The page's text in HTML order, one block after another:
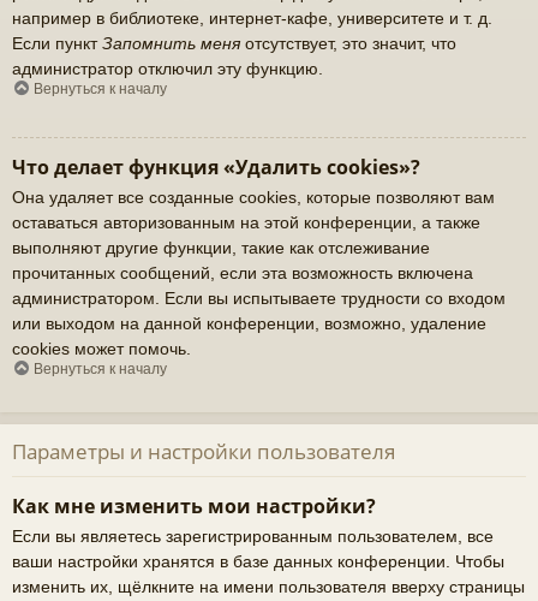
например в библиотеке, интернет-кафе, университете и т. д.
Если пунктЗапомнить меня отсутствует, это значит, что
администратор отключил эту функцию.
Вернуться к началу
Что делает функция «Удалить cookies»?
Она удаляет все созданные cookies, которые позволяют вам
оставаться авторизованным на этой конференции, а также
выполняют другие функции, такие как отслеживание
прочитанных сообщений, если эта возможность включена
администратором. Если вы испытываете трудности со входом
или выходом на данной конференции, возможно, удаление
cookies может помочь.
Вернуться к началу
Параметры и настройки пользователя
Как мне изменить мои настройки?
Если вы являетесь зарегистрированным пользователем, все
ваши настройки хранятся в базе данных конференции. Чтобы
изменить их, щёлкните на имени пользователя вверху страницы